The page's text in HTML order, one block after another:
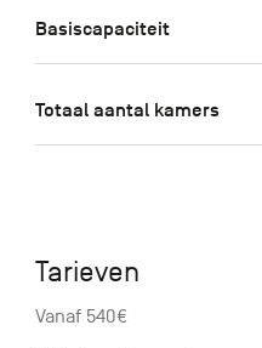
Basiscapaciteit
Totaal aantal kamers
Tarieven
Vanaf 540€